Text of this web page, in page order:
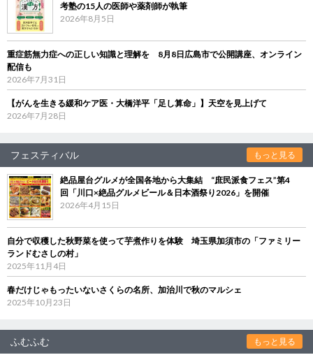
考塾の15人の医師や薬剤師が執筆
2026年8月5日
重症筋無力症への正しい知識と理解を 8月8日広島市で公開講座、オンライン
配信も
2026年7月31日
【がんを生きる緩和ケア医・大橋洋平「足し算命」】天空を見上げて
2026年7月28日
フェスティバル もっと見る
絶品屋台グルメが全国各地から大集結 “庶民派食フェス”第4
回「川口×絶品グルメビール＆日本酒祭り2026」を開催
2026年4月15日
自分で収穫した秋野菜を使って芋煮作りを体験 埼玉県加須市の「ファミリー
ランドむさしの村」
2025年11月4日
春だけじゃもったいないさくらの名所、加治川で秋のマルシェ
2025年10月23日
ふむふむ もっと見る